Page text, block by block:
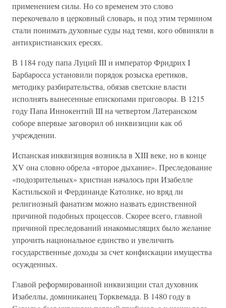
применением силы. Но со временем это слово
перекочевало в церковный словарь, и под этим термином
стали понимать духовные суды над теми, кого обвиняли в
антихристианских ересях.
В 1184 году папа Луций III и император Фридрих I
Барбаросса установили порядок розыска еретиков,
методику разбирательства, обязав светские власти
исполнять вынесенные епископами приговоры. В 1215
году Папа Иннокентий III на четвертом Латеранском
соборе впервые заговорил об инквизиции как об
учреждении.
Испанская инквизиция возникла в XIII веке, но в конце
XV она словно обрела «второе дыхание». Преследование
«подозрительных» христиан началось при Изабелле
Кастильской и Фердинанде Католике, но вряд ли
религиозный фанатизм можно назвать единственной
причиной подобных процессов. Скорее всего, главной
причиной преследований инакомыслящих было желание
упрочить национальное единство и увеличить
государственные доходы за счет конфискации имущества
осужденных.
Главой реформированной инквизиции стал духовник
Изабеллы, доминиканец Торквемада. В 1480 году в